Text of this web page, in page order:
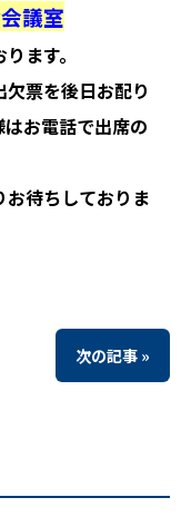
議室
ます。
票を後日お配り
お電話で出席の
待ちしておりま
次の記事 »